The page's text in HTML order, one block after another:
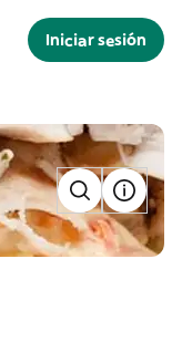
Iniciar sesión